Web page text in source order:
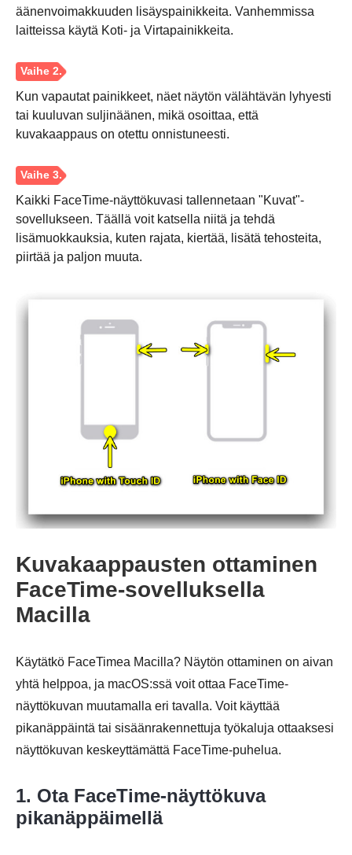
Vaihe 1.
äänenvoimakkuuden lisäyspainikkeita. Vanhemmissa
laitteissa käytä Koti- ja Virtapainikkeita.
Kun vapautat painikkeet, näet näytön välähtävän lyhyesti
tai kuuluvan suljinäänen, mikä osoittaa, että
kuvakaappaus on otettu onnistuneesti.
Kaikki FaceTime-näyttökuvasi tallennetaan "Kuvat"-
sovellukseen. Täällä voit katsella niitä ja tehdä
lisämuokkauksia, kuten rajata, kiertää, lisätä tehosteita,
piirtää ja paljon muuta.
Kuvakaappausten ottaminen
FaceTime-sovelluksella
Macilla
Käytätkö FaceTimea Macilla? Näytön ottaminen on aivan
yhtä helppoa, ja macOS:ssä voit ottaa FaceTime-
näyttökuvan muutamalla eri tavalla. Voit käyttää
pikanäppäintä tai sisäänrakennettuja työkaluja ottaaksesi
näyttökuvan keskeyttämättä FaceTime-puhelua.
1. Ota FaceTime-näyttökuva
pikanäppäimellä